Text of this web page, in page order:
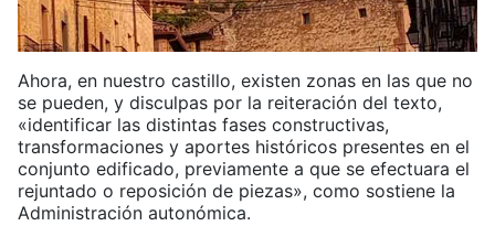
Ahora, en nuestro castillo, existen zonas en las que no
se pueden, y disculpas por la reiteración del texto,
«identificar las distintas fases constructivas,
transformaciones y aportes históricos presentes en el
conjunto edificado, previamente a que se efectuara el
rejuntado o reposición de piezas», como sostiene la
Administración autonómica.